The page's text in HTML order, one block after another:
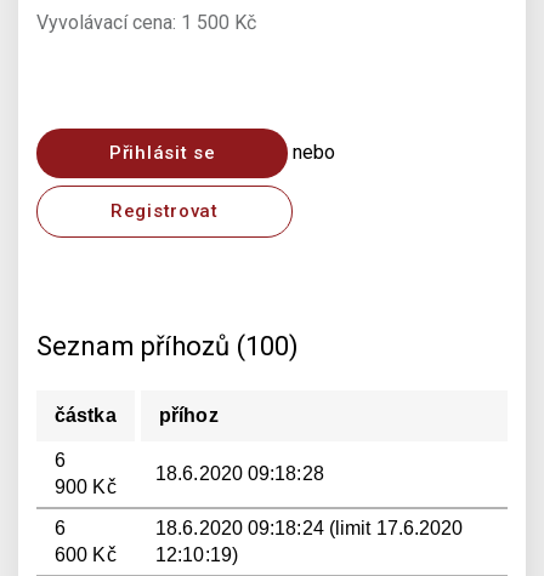
Vyvolávací cena: 1 500 Kč
Přihlásit se nebo
Registrovat
Seznam příhozů (100)
částka příhoz
6
900 Kč
18.6.2020 09:18:28
6
600 Kč
18.6.2020 09:18:24 (limit 17.6.2020
12:10:19)